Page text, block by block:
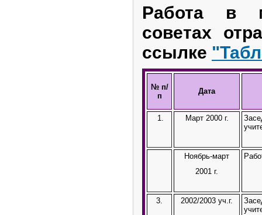
Работа в
советах
ссылке
№ п/
п
Дата
1. Март 2000 г.
Ноябрь-март
2001 г.
3. 2002/2003 уч.г.